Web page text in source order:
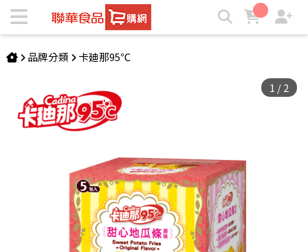
卡廸那95℃甜心地瓜條-原味(5包入) | ★聯華食品e購網★
品牌分類 卡廸那95℃
1 /2